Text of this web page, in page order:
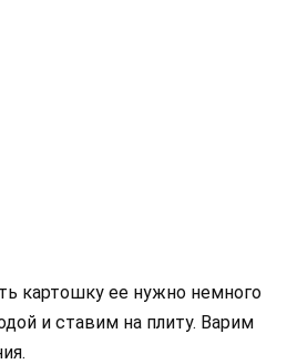
картошку ее нужно немного
и ставим на плиту. Варим